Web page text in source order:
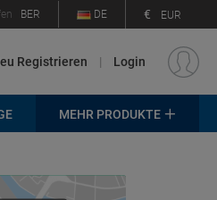
BER DE € EUR
Registrieren | Login
MEHR PRODUKTE